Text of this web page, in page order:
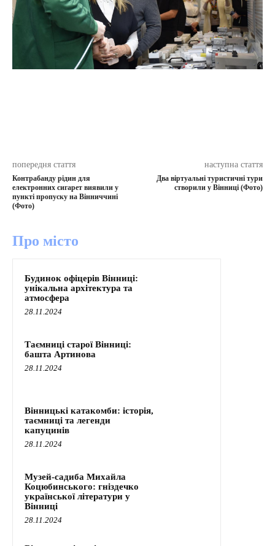
попередня стаття
Контрабанду рідин для
електронних сигарет виявили у
пункті пропуску на Вінниччині
(Фото)
наступна стаття
Два віртуальні туристичні тури
створили у Вінниці (Фото)
Про місто
Будинок офіцерів Вінниці:
унікальна архітектура та
атмосфера
28.11.2024
Таємниці старої Вінниці:
башта Артинова
28.11.2024
Вінницькі катакомби: історія,
таємниці та легенди
капуцинів
28.11.2024
Музей-садиба Михайла
Коцюбинського: гніздечко
української літератури у
Вінниці
28.11.2024